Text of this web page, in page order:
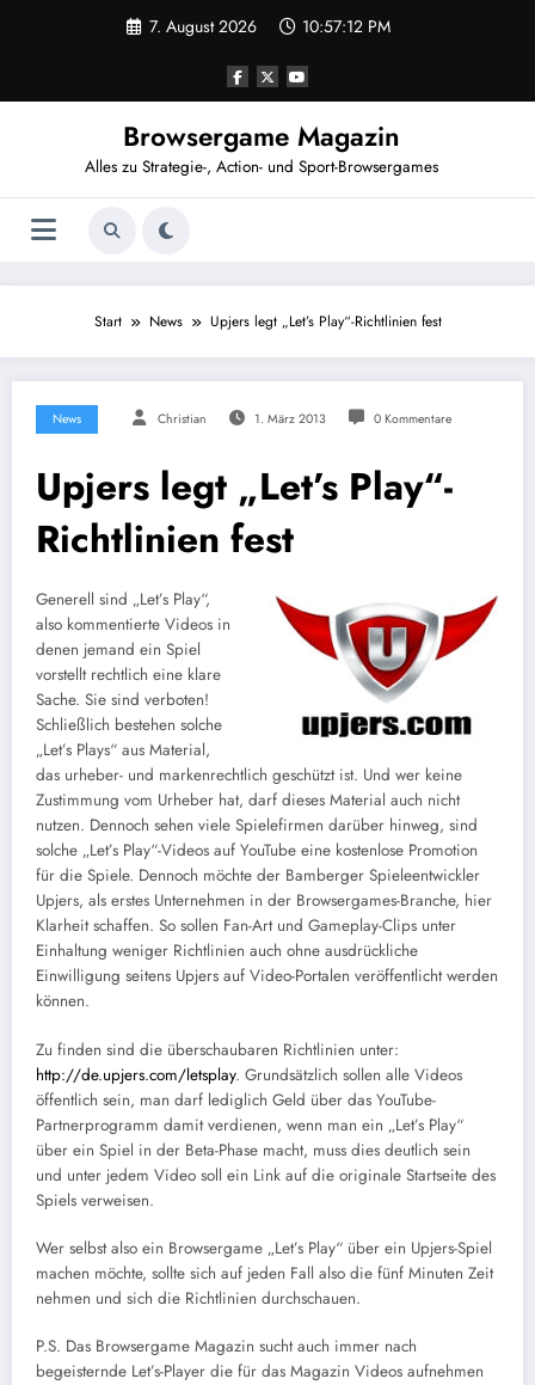
7. August 2026 10:57:13 PM
Browsergame Magazin
Alles zu Strategie-, Action- und Sport-Browsergames
Start News Upjers legt „Let’s Play“-Richtlinien fest
News Christian 1. März 2013 0 Kommentare
Upjers legt „Let’s Play“-
Richtlinien fest
Generell sind „Let’s Play“,
also kommentierte Videos in
denen jemand ein Spiel
vorstellt rechtlich eine klare
Sache. Sie sind verboten!
Schließlich bestehen solche
„Let’s Plays“ aus Material,
das urheber- und markenrechtlich geschützt ist. Und wer keine
Zustimmung vom Urheber hat, darf dieses Material auch nicht
nutzen. Dennoch sehen viele Spielefirmen darüber hinweg, sind
solche „Let’s Play“-Videos auf YouTube eine kostenlose Promotion
für die Spiele. Dennoch möchte der Bamberger Spieleentwickler
Upjers, als erstes Unternehmen in der Browsergames-Branche, hier
Klarheit schaffen. So sollen Fan-Art und Gameplay-Clips unter
Einhaltung weniger Richtlinien auch ohne ausdrückliche
Einwilligung seitens Upjers auf Video-Portalen veröffentlicht werden
können.
Zu finden sind die überschaubaren Richtlinien unter:
http://de.upjers.com/letsplay. Grundsätzlich sollen alle Videos
öffentlich sein, man darf lediglich Geld über das YouTube-
Partnerprogramm damit verdienen, wenn man ein „Let’s Play“
über ein Spiel in der Beta-Phase macht, muss dies deutlich sein
und unter jedem Video soll ein Link auf die originale Startseite des
Spiels verweisen.
Wer selbst also ein Browsergame „Let’s Play“ über ein Upjers-Spiel
machen möchte, sollte sich auf jeden Fall also die fünf Minuten Zeit
nehmen und sich die Richtlinien durchschauen.
P.S. Das Browsergame Magazin sucht auch immer nach
begeisternde Let’s-Player die für das Magazin Videos aufnehmen